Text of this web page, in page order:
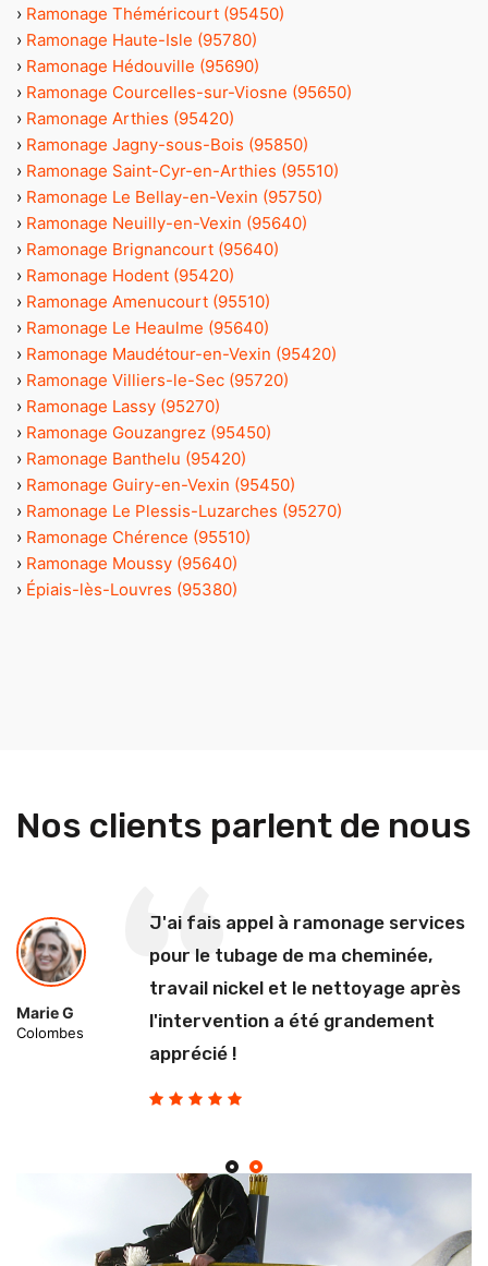
› Ramonage Théméricourt (95450)
› Ramonage Haute-Isle (95780)
› Ramonage Hédouville (95690)
› Ramonage Courcelles-sur-Viosne (95650)
› Ramonage Arthies (95420)
› Ramonage Jagny-sous-Bois (95850)
› Ramonage Saint-Cyr-en-Arthies (95510)
› Ramonage Le Bellay-en-Vexin (95750)
› Ramonage Neuilly-en-Vexin (95640)
› Ramonage Brignancourt (95640)
› Ramonage Hodent (95420)
› Ramonage Amenucourt (95510)
› Ramonage Le Heaulme (95640)
› Ramonage Maudétour-en-Vexin (95420)
› Ramonage Villiers-le-Sec (95720)
› Ramonage Lassy (95270)
› Ramonage Gouzangrez (95450)
› Ramonage Banthelu (95420)
› Ramonage Guiry-en-Vexin (95450)
› Ramonage Le Plessis-Luzarches (95270)
› Ramonage Chérence (95510)
› Ramonage Moussy (95640)
› Épiais-lès-Louvres (95380)
Nos clients parlent de nous
Marie G
Colombes
J'ai fais appel à ramonage services
pour le tubage de ma cheminée,
travail nickel et le nettoyage après
l'intervention a été grandement
apprécié !